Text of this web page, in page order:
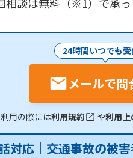
24時間いつでも
メールで問
用の際には利用規約 や利用
応｜交通事故の被